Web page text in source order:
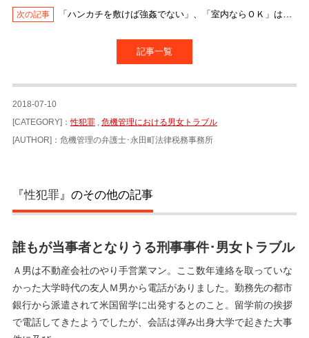
「ハンカチを敷けば強姦でない」、「室内ならＯＫ」は本当か。
記事一覧
2018-07-10
[CATEGORY]：性犯罪 , 危機管理における男女トラブル
[AUTHOR]：危機管理の弁護士･永田町法律税務事務所
『性犯罪』のその他の記事
誰もが当事者となりうる刑事事件･男女トラブル
Ａ男は不動産会社のやり手営業マン。ここ数年連絡を取っていな
かった大学時代の友人Ｍ男から電話がありました。勤務先の都市
銀行から派遣されて米国留学に出発するとのこと。留学前の挨拶
で電話してきたようでしたが、会話は弾み出身大学で起きた大事